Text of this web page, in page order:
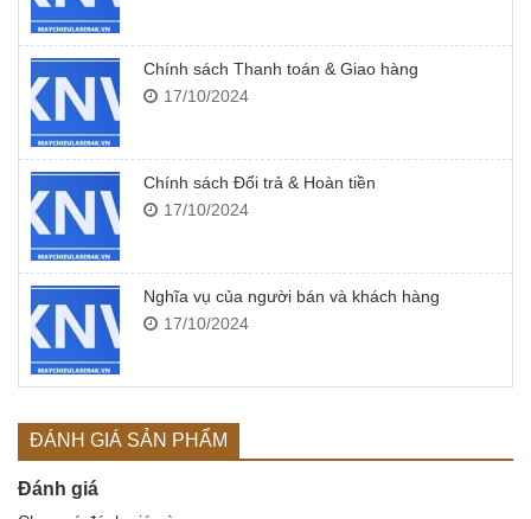
Chính sách Thanh toán & Giao hàng
17/10/2024
Chính sách Đổi trả & Hoàn tiền
17/10/2024
Nghĩa vụ của người bán và khách hàng
17/10/2024
ĐÁNH GIÁ SẢN PHẨM
Đánh giá